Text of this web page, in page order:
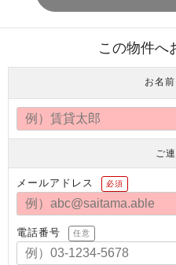
この物件へ
お名前
ご
メールアドレス 必須
電話番号 任意